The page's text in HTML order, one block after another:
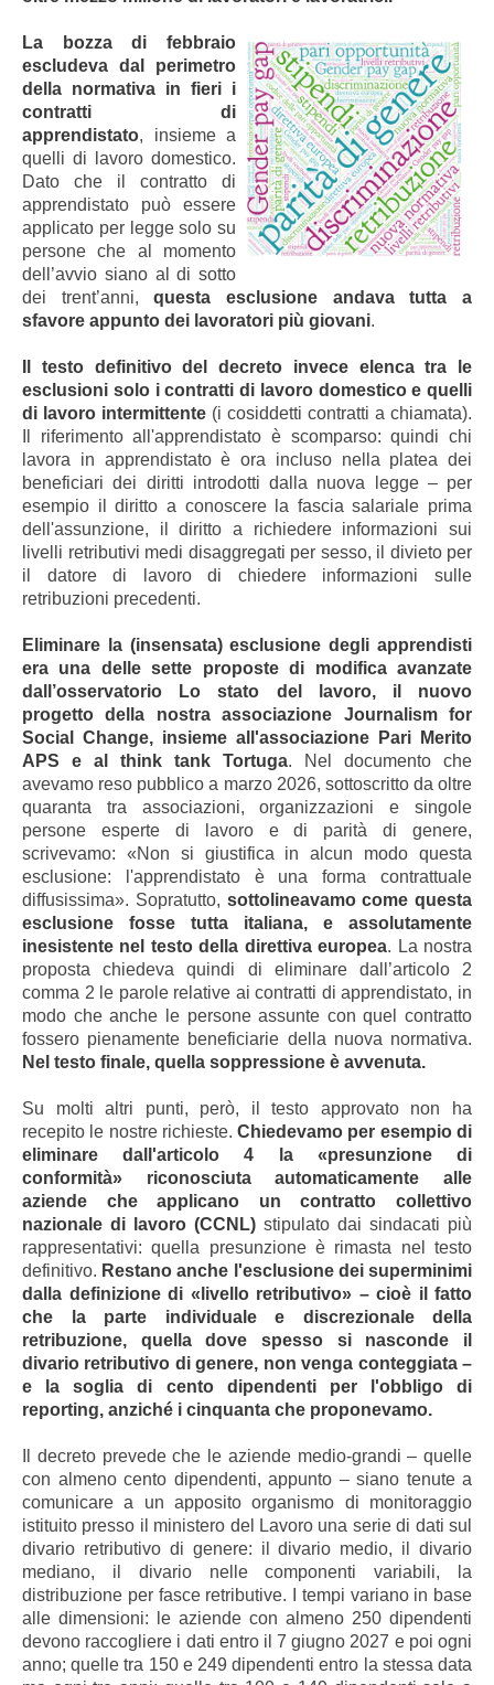
La bozza di febbraio
escludeva dal perimetro
della normativa in fieri i
contratti di
apprendistato, insieme a
quelli di lavoro domestico.
Dato che il contratto di
apprendistato può essere
applicato per legge solo su
persone che al momento
dell’avvio siano al di sotto
dei trent’anni,questa esclusione andava tutta a
sfavore appunto dei lavoratori più giovani.
Il testo definitivo del decreto invece elenca tra le
esclusioni solo i contratti di lavoro domestico e quelli
di lavoro intermittente (i cosiddetti contratti a chiamata).
Il riferimento all'apprendistato è scomparso: quindi chi
lavora in apprendistato è ora incluso nella platea dei
beneficiari dei diritti introdotti dalla nuova legge – per
esempio il diritto a conoscere la fascia salariale prima
dell'assunzione, il diritto a richiedere informazioni sui
livelli retributivi medi disaggregati per sesso, il divieto per
il datore di lavoro di chiedere informazioni sulle
retribuzioni precedenti.
Eliminare la (insensata) esclusione degli apprendisti
era una delle sette proposte di modifica avanzate
dall’osservatorio Lo stato del lavoro, il nuovo
progetto della nostra associazione Journalism for
Social Change, insieme all'associazione Pari Merito
APS e al think tank Tortuga. Nel documento che
avevamo reso pubblico a marzo 2026, sottoscritto da oltre
quaranta tra associazioni, organizzazioni e singole
persone esperte di lavoro e di parità di genere,
scrivevamo: «Non si giustifica in alcun modo questa
esclusione: l'apprendistato è una forma contrattuale
diffusissima». Sopratutto, sottolineavamo come questa
esclusione fosse tutta italiana, e assolutamente
inesistente nel testo della direttiva europea. La nostra
proposta chiedeva quindi di eliminare dall’articolo 2
comma 2 le parole relative ai contratti di apprendistato, in
modo che anche le persone assunte con quel contratto
fossero pienamente beneficiarie della nuova normativa.
Nel testo finale, quella soppressione è avvenuta.
Su molti altri punti, però, il testo approvato non ha
recepito le nostre richieste.Chiedevamo per esempio di
eliminare dall'articolo 4 la «presunzione di
conformità» riconosciuta automaticamente alle
aziende che applicano un contratto collettivo
nazionale di lavoro (CCNL) stipulato dai sindacati più
rappresentativi: quella presunzione è rimasta nel testo
definitivo. Restano anche l'esclusione dei superminimi
dalla definizione di «livello retributivo» – cioè il fatto
che la parte individuale e discrezionale della
retribuzione, quella dove spesso si nasconde il
divario retributivo di genere, non venga conteggiata –
e la soglia di cento dipendenti per l'obbligo di
reporting, anziché i cinquanta che proponevamo.
Il decreto prevede che le aziende medio-grandi – quelle
con almeno cento dipendenti, appunto – siano tenute a
comunicare a un apposito organismo di monitoraggio
istituito presso il ministero del Lavoro una serie di dati sul
divario retributivo di genere: il divario medio, il divario
mediano, il divario nelle componenti variabili, la
distribuzione per fasce retributive. I tempi variano in base
alle dimensioni: le aziende con almeno 250 dipendenti
devono raccogliere i dati entro il 7 giugno 2027 e poi ogni
anno; quelle tra 150 e 249 dipendenti entro la stessa data